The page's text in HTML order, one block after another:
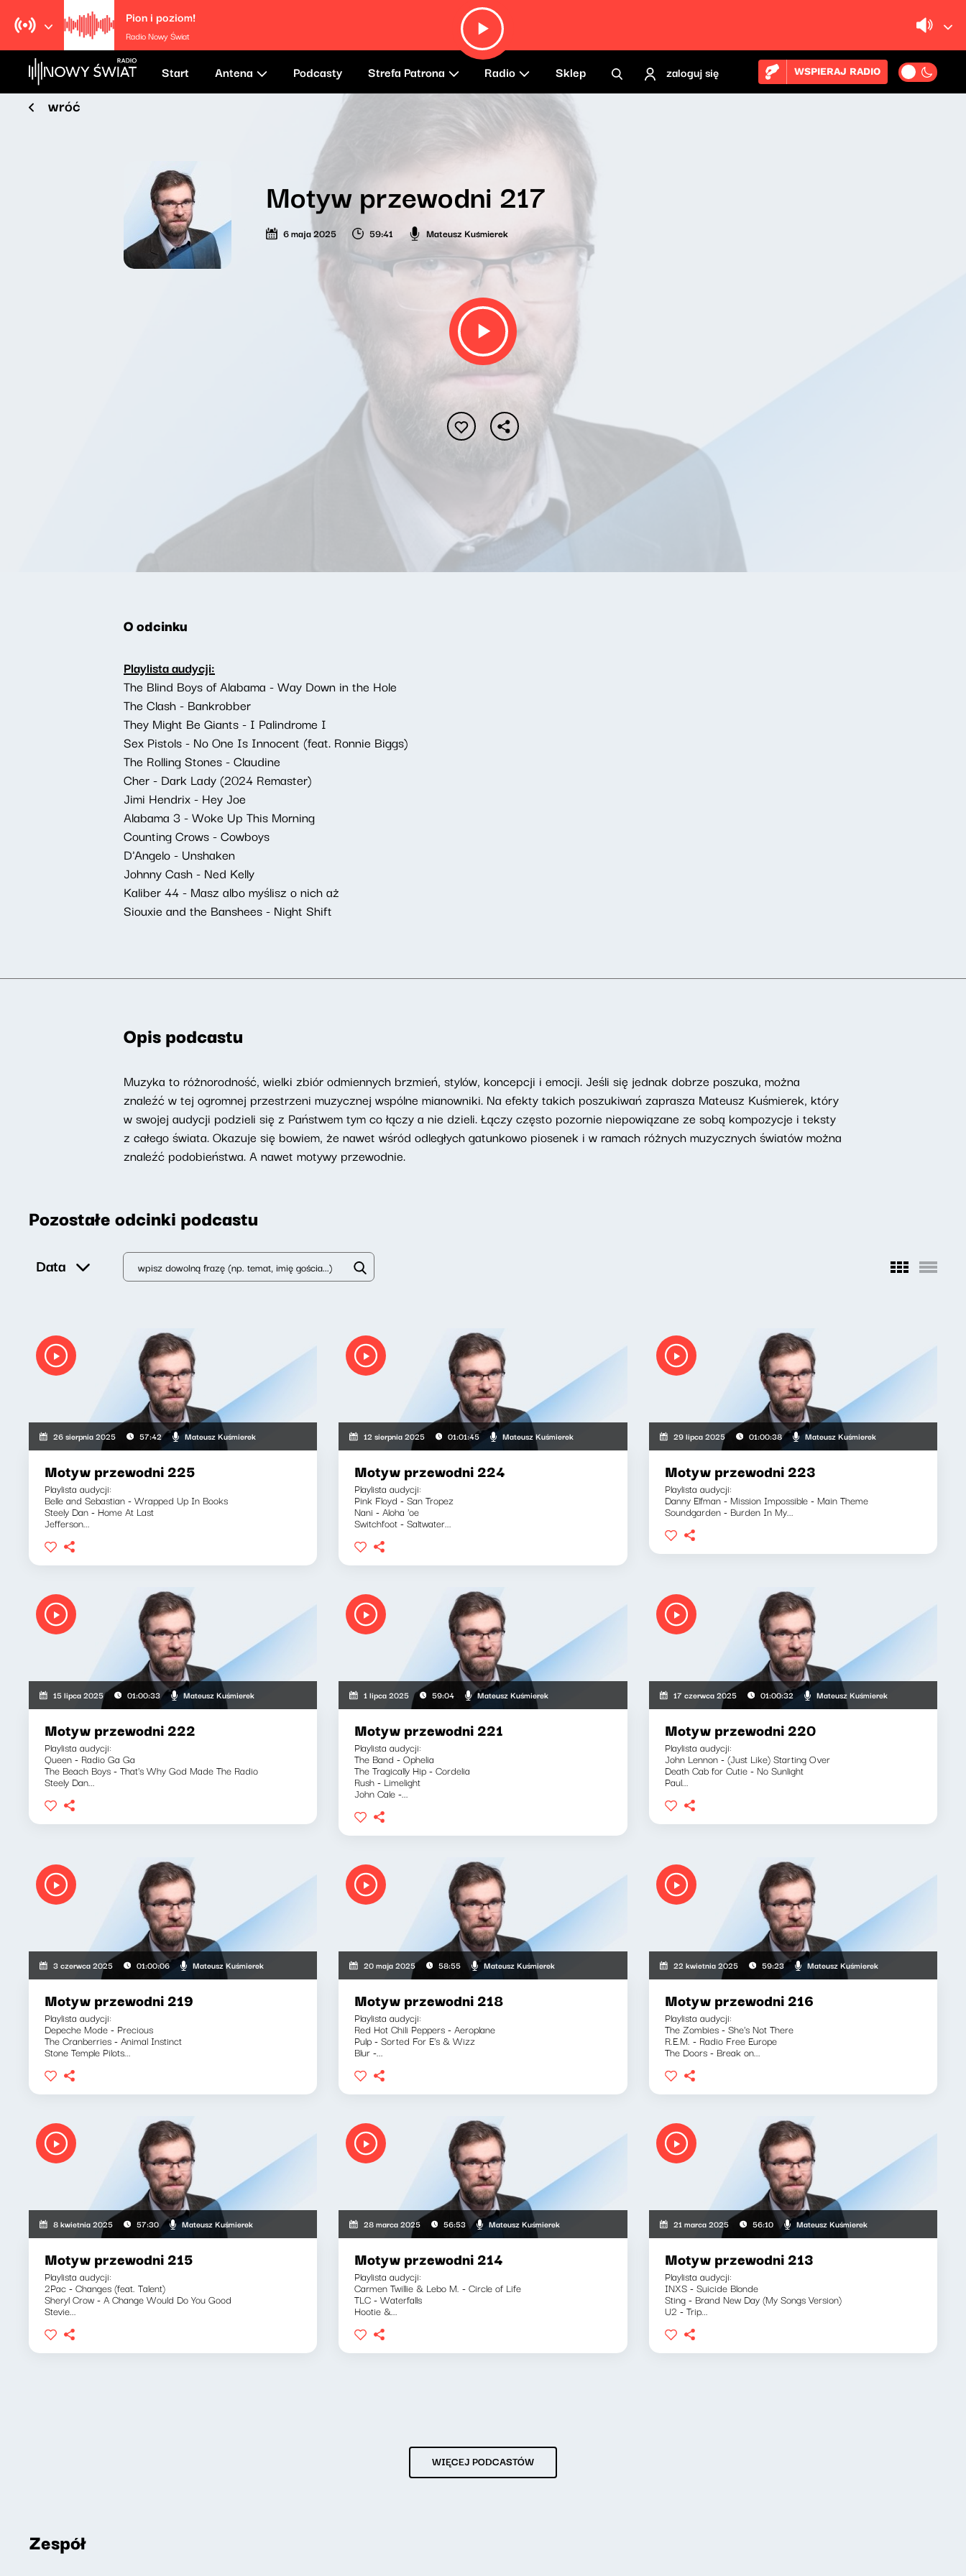
Pion i poziom!
Radio Nowy Świat
Start Antena Podcasty Strefa Patrona Radio Sklep zaloguj się WSPIERAJ RADIO
wróć
Motyw przewodni 217
6 maja 2025 59:41 Mateusz Kuśmierek
O odcinku
Playlista audycji:
The Blind Boys of Alabama - Way Down in the Hole
The Clash - Bankrobber
They Might Be Giants - I Palindrome I
Sex Pistols - No One Is Innocent (feat. Ronnie Biggs)
The Rolling Stones - Claudine
Cher - Dark Lady (2024 Remaster)
Jimi Hendrix - Hey Joe
Alabama 3 - Woke Up This Morning
Counting Crows - Cowboys
D'Angelo - Unshaken
Johnny Cash - Ned Kelly
Kaliber 44 - Masz albo myślisz o nich aż
Siouxie and the Banshees - Night Shift
Opis podcastu
Muzyka to różnorodność, wielki zbiór odmiennych brzmień, stylów, koncepcji i emocji. Jeśli się jednak dobrze poszuka, można
znaleźć w tej ogromnej przestrzeni muzycznej wspólne mianowniki. Na efekty takich poszukiwań zaprasza Mateusz Kuśmierek, który
w swojej audycji podzieli się z Państwem tym co łączy a nie dzieli. Łączy często pozornie niepowiązane ze sobą kompozycje i teksty
z całego świata. Okazuje się bowiem, że nawet wśród odległych gatunkowo piosenek i w ramach różnych muzycznych światów można
znaleźć podobieństwa. A nawet motywy przewodnie.
Pozostałe odcinki podcastu
Data
26 sierpnia 2025 57:42 Mateusz Kuśmierek
Motyw przewodni 225
Playlista audycji:
Belle and Sebastian - Wrapped Up In Books
Steely Dan - Home At Last
Jefferson...
12 sierpnia 2025 01:01:45 Mateusz Kuśmierek
Motyw przewodni 224
Playlista audycji:
Pink Floyd - San Tropez
Nani - Aloha 'oe
Switchfoot - Saltwater...
29 lipca 2025 01:00:38 Mateusz Kuśmierek
Motyw przewodni 223
Playlista audycji:
Danny Elfman - Mission Impossible - Main Theme
Soundgarden - Burden In My...
15 lipca 2025 01:00:33 Mateusz Kuśmierek
Motyw przewodni 222
Playlista audycji:
Queen - Radio Ga Ga
The Beach Boys - That's Why God Made The Radio
Steely Dan...
1 lipca 2025 59:04 Mateusz Kuśmierek
Motyw przewodni 221
Playlista audycji:
The Band - Ophelia
The Tragically Hip - Cordelia
Rush - Limelight
John Cale -...
17 czerwca 2025 01:00:32 Mateusz Kuśmierek
Motyw przewodni 220
Playlista audycji:
John Lennon - (Just Like) Starting Over
Death Cab for Cutie - No Sunlight
Paul...
3 czerwca 2025 01:00:06 Mateusz Kuśmierek
Motyw przewodni 219
Playlista audycji:
Depeche Mode - Precious
The Cranberries - Animal Instinct
Stone Temple Pilots...
20 maja 2025 58:55 Mateusz Kuśmierek
Motyw przewodni 218
Playlista audycji:
Red Hot Chili Peppers - Aeroplane
Pulp - Sorted For E's & Wizz
Blur -...
22 kwietnia 2025 59:23 Mateusz Kuśmierek
Motyw przewodni 216
Playlista audycji:
The Zombies - She's Not There
R.E.M. - Radio Free Europe
The Doors - Break on...
8 kwietnia 2025 57:30 Mateusz Kuśmierek
Motyw przewodni 215
Playlista audycji:
2Pac - Changes (feat. Talent)
Sheryl Crow - A Change Would Do You Good
Stevie...
28 marca 2025 56:53 Mateusz Kuśmierek
Motyw przewodni 214
Playlista audycji:
Carmen Twillie & Lebo M. - Circle of Life
TLC - Waterfalls
Hootie &...
21 marca 2025 56:10 Mateusz Kuśmierek
Motyw przewodni 213
Playlista audycji:
INXS - Suicide Blonde
Sting - Brand New Day (My Songs Version)
U2 - Trip...
WIĘCEJ PODCASTÓW
Zespół